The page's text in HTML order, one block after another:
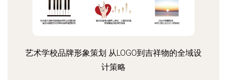
艺术学校品牌形象策划 从LOGO到吉祥物的全域设
计策略